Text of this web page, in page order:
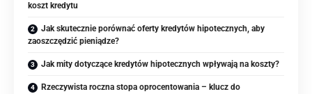
koszt kredytu
Jak skutecznie porównać oferty kredytów hipotecznych, aby
zaoszczędzić pieniądze?
Jak mity dotyczące kredytów hipotecznych wpływają na koszty?
Rzeczywista roczna stopa oprocentowania – klucz do